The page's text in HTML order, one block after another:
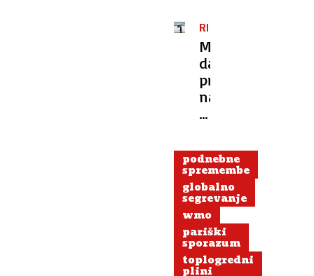
REKORDNIH
PET
Mislite,
da
pri
nas
veliko
V
teh
5
državah
dežnika
sploh
ne
zaprejo
podnebne
spremembe
globalno
segrevanje
wmo
pariški
sporazum
toplogredni
plini